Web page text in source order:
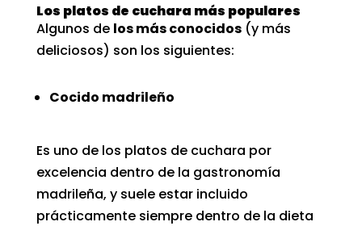
Los platos de cuchara más populares
Algunos de los más conocidos(y más
deliciosos) son los siguientes:
Cocido madrileño
Es uno de los platos de cuchara por
excelencia dentro de la gastronomía
madrileña, y suele estar incluido
prácticamente siempre dentro de la dieta